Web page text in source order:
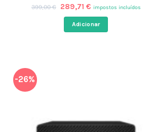
399,00€
O
original
era:
289,71 €O
preço
atual
é:
impostos incluídos
Adicionar
-26%